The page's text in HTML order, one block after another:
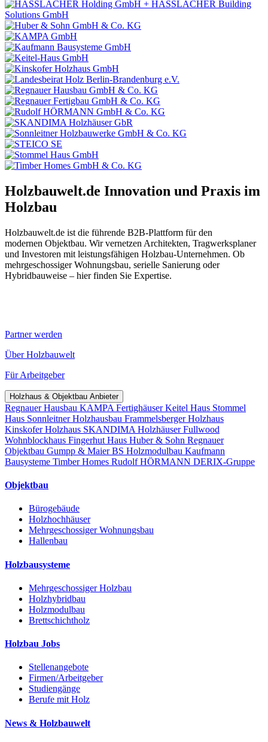
Holzbauwelt.de Innovation und Praxis im
Holzbau
Holzbauwelt.de ist die führende B2B-Plattform für den
modernen Objektbau. Wir vernetzen Architekten, Tragwerksplaner
und Investoren mit leistungsfähigen Holzbau-Unternehmen. Ob
mehrgeschossiger Wohnungsbau, serielle Sanierung oder
Hybridbauweise – hier finden Sie Expertise.
Partner werden
Über Holzbauwelt
Für Arbeitgeber
Holzhaus & Objektbau Anbieter
Regnauer Hausbau KAMPA FertighäuserKeitel Haus Stommel
Haus Sonnleitner Holzhausbau Frammelsberger Holzhaus
Kinskofer Holzhaus SKANDIMA HolzhäuserFullwood
Wohnblockhaus Fingerhut Haus Huber & Sohn Regnauer
Objektbau Gumpp & MaierBS Holzmodulbau Kaufmann
Bausysteme Timber Homes Rudolf HÖRMANN DERIX-Gruppe
Objektbau
Bürogebäude
Holzhochhäuser
Mehrgeschossiger Wohnungsbau
Hallenbau
Holzbausysteme
Mehrgeschossiger Holzbau
Holzhybridbau
Holzmodulbau
Brettschichtholz
Holzbau Jobs
Stellenangebote
Firmen/Arbeitgeber
Studiengänge
Berufe mit Holz
News & Holzbauwelt